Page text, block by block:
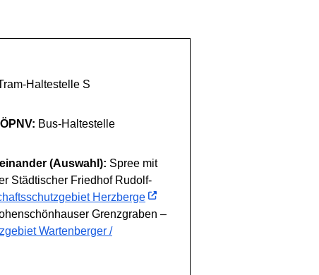
Haltestelle S
ÖPNV: Bus-Haltestelle
(Auswahl): Spree mit
Städtischer Friedhof Rudolf-
Herzberge
Grenzgraben –
Wartenberger /